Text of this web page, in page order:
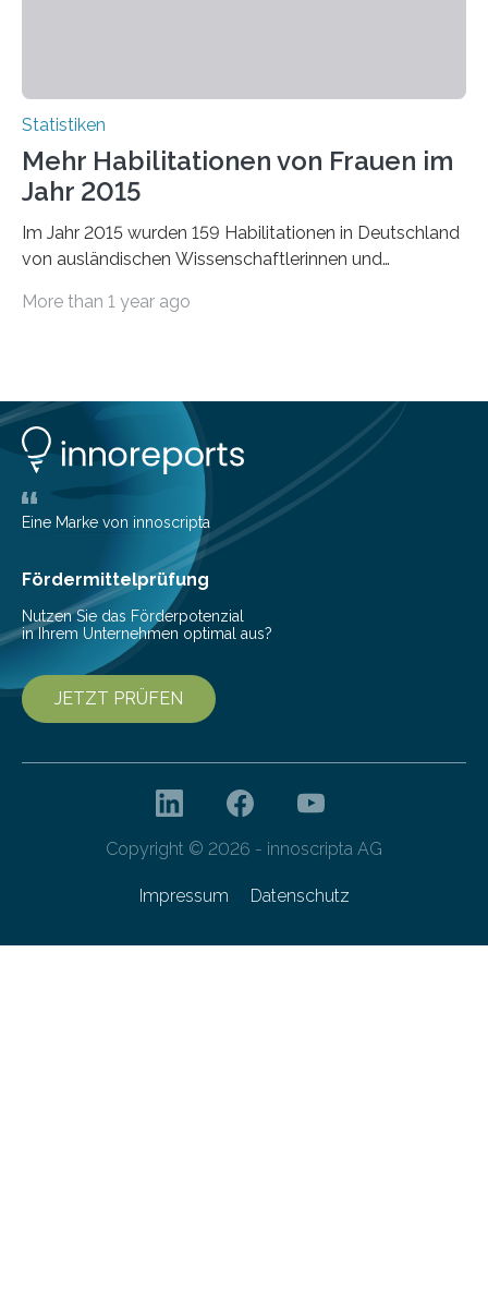
Statistiken
Mehr Habilitationen von Frauen im
Jahr 2015
Im Jahr 2015 wurden 159 Habilitationen in Deutschland
von ausländischen Wissenschaftlerinnen und
More than 1 year ago
Eine Marke von innoscripta
Fördermittelprüfung
Nutzen Sie das Förderpotenzial
in Ihrem Unternehmen optimal aus?
JETZT PRÜFEN
Copyright © 2026 - innoscripta AG
Impressum Datenschutz